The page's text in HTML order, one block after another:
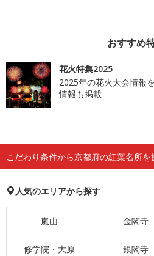
おすすめ
花火特集2025
2025年の花火大会情報
情報も掲載
こだわり条件から京都府の紅葉名所を
人気のエリアから探す
嵐山 金閣寺
修学院・大原 銀閣寺